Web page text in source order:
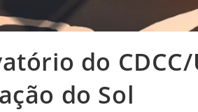
do
do Sol